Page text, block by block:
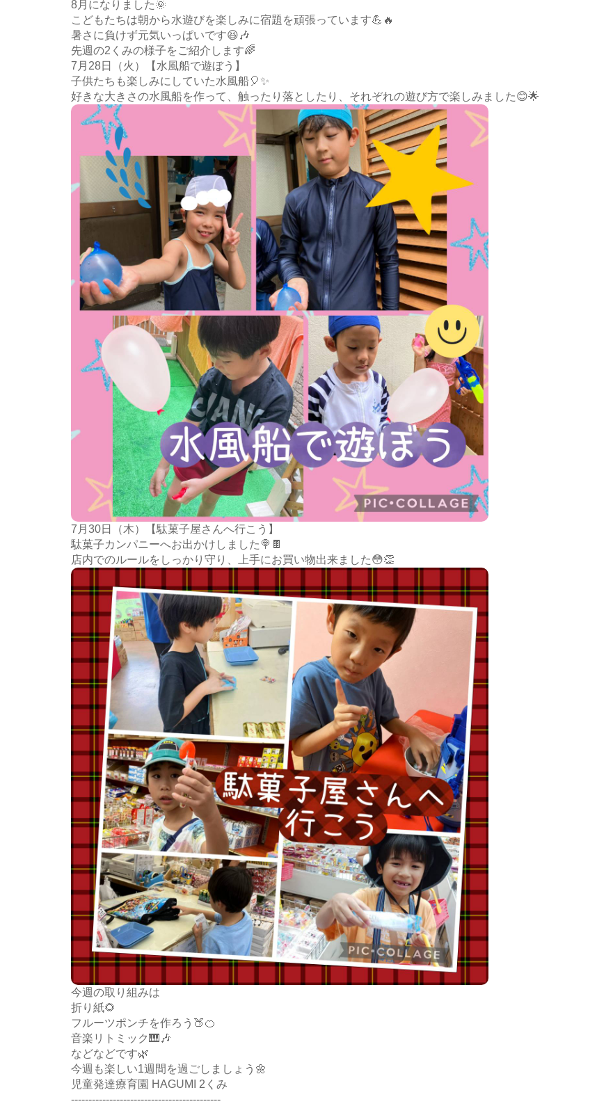
8月になりました🌞
こどもたちは朝から水遊びを楽しみに宿題を頑張っています💪🔥
暑さに負けず元気いっぱいです😆🎶
先週の2くみの様子をご紹介します🌈
7月28日（火）【水風船で遊ぼう】
子供たちも楽しみにしていた水風船🎈✨
好きな大きさの水風船を作って、触ったり落としたり、それぞれの遊び方で楽しみました😊🌟
7月30日（木）【駄菓子屋さんへ行こう】
駄菓子カンパニーへお出かけしました🍭🍫
店内でのルールをしっかり守り、上手にお買い物出来ました😳👏
今週の取り組みは
折り紙🌻
フルーツポンチを作ろう🍑🍊
音楽リトミック🎹🎶
などなどです🌿
今週も楽しい1週間を過ごしましょう🌼
児童発達療育園 HAGUMI 2くみ
-------------------------------------------